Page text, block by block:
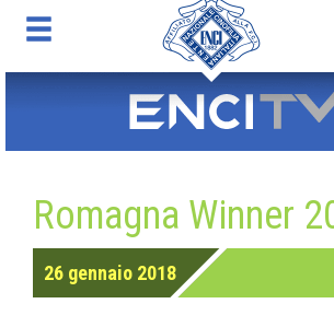
Romagna Winner
26 gennaio 2018